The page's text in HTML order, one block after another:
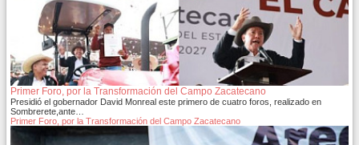
Primer Foro, por la Transformación del Campo Zacatecano
Presidió el gobernador David Monreal este primero de cuatro foros, realizado en
Sombrerete,ante…
Primer Foro, por la Transformación del Campo Zacatecano